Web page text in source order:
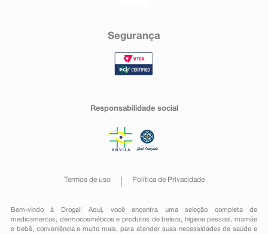
Segurança
Responsabilidade social
Termos de uso Política de Privacidade
Bem-vindo à Drogal! Aqui, você encontra uma seleção completa de
medicamentos , dermocosméticos e produtos de beleza, higiene pessoal ,mamãe
e bebê, conveniênciae muito mais, para atender suas necessidades de saúde e